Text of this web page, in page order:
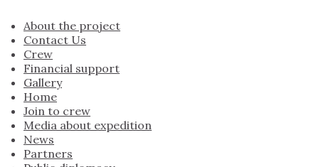
About the project
Contact Us
Crew
Financial support
Gallery
Home
Join to crew
Media about expedition
News
Partners